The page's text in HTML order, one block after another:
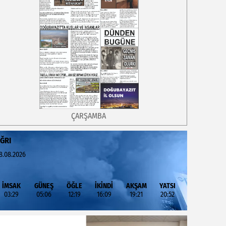
ÇARŞAMBA
İMSAK
03:29
GÜNEŞ
05:06
ÖĞLE
12:19
İKİNDİ
16:09
AKŞAM
19:21
YATSI
20:52